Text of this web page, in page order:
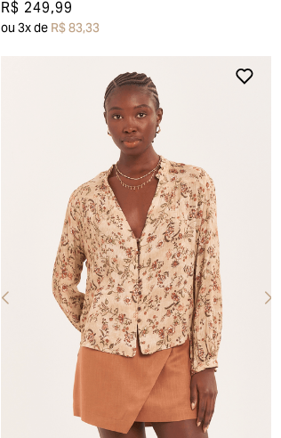
R$ 249,99
ou3x deR$ 83,33